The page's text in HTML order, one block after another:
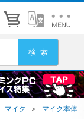
マイク ＞ マイク本体